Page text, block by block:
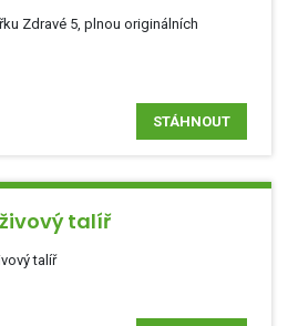
Zdravé 5, plnou originálních
STÁHNOUT
talíř
talíř